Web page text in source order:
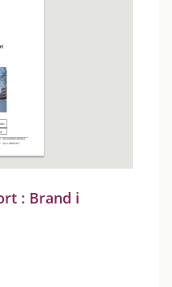
: Brand i